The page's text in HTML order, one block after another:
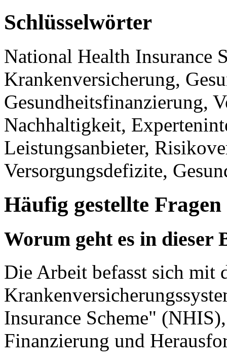
Schlüsselwörter
National Health Insurance
Krankenversicherung,
Gesundheitsfinanzierung,
Nachhaltigkeit,
Leistungsanbieter,
Versorgungsdefizite,
Häufig gestellte Fragen
Worum geht es in dieser
Die Arbeit befasst sich mit
Insurance Scheme"
Finanzierung und